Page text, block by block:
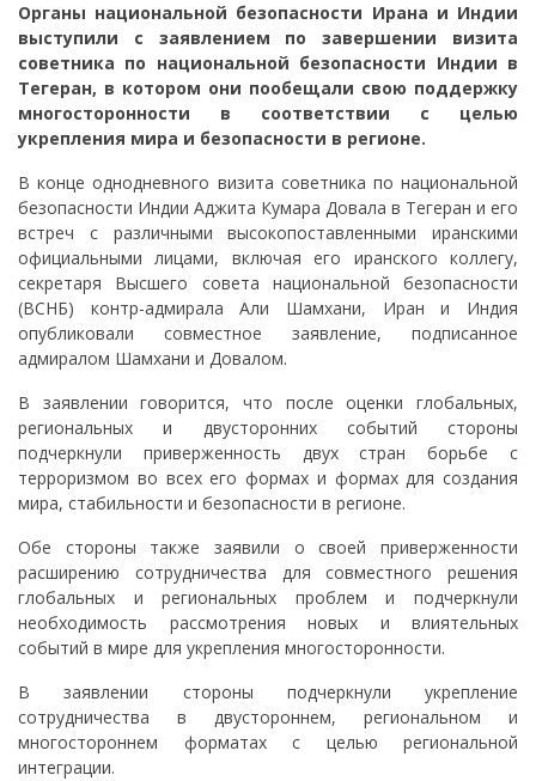
Органы национальной безопасности Ирана и Индии
выступили с заявлением по завершении визита
советника по национальной безопасности Индии в
Тегеран, в котором они пообещали свою поддержку
многосторонности в соответствии с целью
укрепления мира и безопасности в регионе.
В конце однодневного визита советника по национальной
безопасности Индии Аджита Кумара Довала в Тегеран и его
встреч с различными высокопоставленными иранскими
официальными лицами, включая его иранского коллегу,
секретаря Высшего совета национальной безопасности
(ВСНБ) контр-адмирала Али Шамхани, Иран и Индия
опубликовали совместное заявление, подписанное
адмиралом Шамхани и Довалом.
В заявлении говорится, что после оценки глобальных,
региональных и двусторонних событий стороны
подчеркнули приверженность двух стран борьбе с
терроризмом во всех его формах и формах для создания
мира, стабильности и безопасности в регионе.
Обе стороны также заявили о своей приверженности
расширению сотрудничества для совместного решения
глобальных и региональных проблем и подчеркнули
необходимость рассмотрения новых и влиятельных
событий в мире для укрепления многосторонности.
В заявлении стороны подчеркнули укрепление
сотрудничества в двустороннем, региональном и
многостороннем форматах с целью региональной
интеграции.